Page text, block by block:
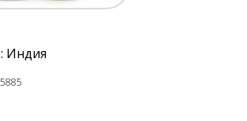
Индия